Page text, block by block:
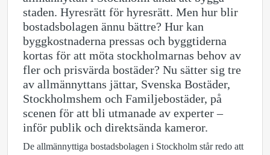
staden. Hyresrätt för hyresrätt. Men hur blir
bostadsbolagen ännu bättre? Hur kan
byggkostnaderna pressas och byggtiderna
kortas för att möta stockholmarnas behov av
fler och prisvärda bostäder? Nu sätter sig tre
av allmännyttans jättar, Svenska Bostäder,
Stockholmshem och Familjebostäder, på
scenen för att bli utmanade av experter –
inför publik och direktsända kameror.
De allmännyttiga bostadsbolagen i Stockholm står redo att